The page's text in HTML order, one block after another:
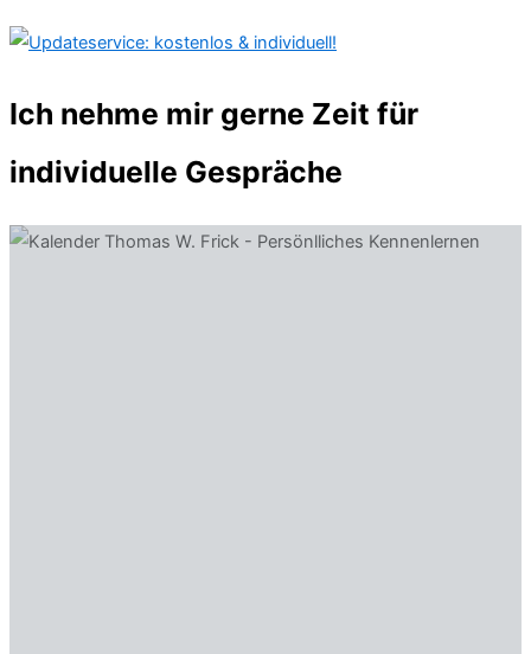
Ich nehme mir gerne Zeit für
individuelle Gespräche